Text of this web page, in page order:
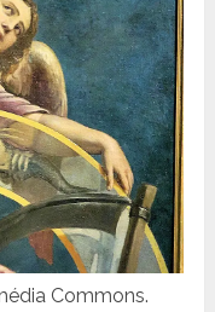
Commons.